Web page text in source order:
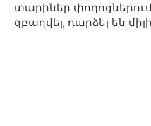
տարիներ
զբաղվել, դարձել են